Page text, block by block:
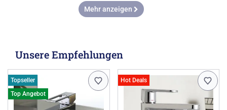
Mehr anzeigen
Unsere Empfehlungen
Topseller
Top Angebot
Hot Deals